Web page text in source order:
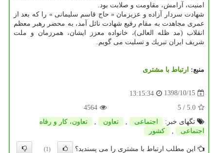
امنیت، آرامش، مقاومت و صلابت بود.
شهادت سردار آزاده و عزیزمان « حاج قاسم سلیمانی » را كه بعد از
عمری مجاهدت به مقام رفیع شهادت نائل آمد، به محضر رهبر معظم
انقلاب (مد ظله العالی)، خانواده معزز ایشان، همرزمان و ملت
شریف ایران تبریك و تسلیت می گویم.
منبع: ارتباط با مشتری
1398/10/15
13:15:34
5.0
/ 5
4564
تگهای خبر:
اجتماعی , تعاون ,
تعاون، كار و رفاه
اجتماعی
, كشور
این مطلب ارتباط با مشتری را می پسندید؟
(1)